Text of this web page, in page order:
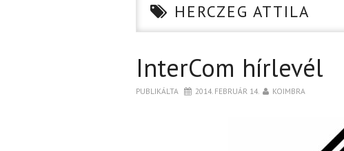
HERCZEG ATTILA
InterCom hírlevél
PUBLIKÁLTA 2014. FEBRUÁR 14. KOIMBRA